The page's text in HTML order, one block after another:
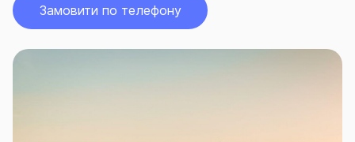
Замовити по телефону